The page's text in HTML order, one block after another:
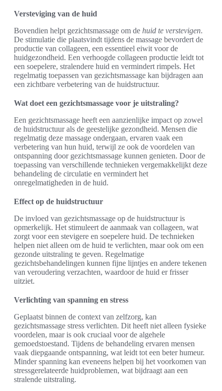
Versteviging van de huid
Bovendien helpt gezichtsmassage om de huid te verstevigen.
De stimulatie die plaatsvindt tijdens de massage bevordert de
productie van collageen, een essentieel eiwit voor de
huidgezondheid. Een verhoogde collageen productie leidt tot
een soepelere, stralendere huid en vermindert rimpels. Het
regelmatig toepassen van gezichtsmassage kan bijdragen aan
een zichtbare verbetering van de huidstructuur.
Wat doet een gezichtsmassage voor je uitstraling?
Een gezichtsmassage heeft een aanzienlijke impact op zowel
de huidstructuur als de geestelijke gezondheid. Mensen die
regelmatig deze massage ondergaan, ervaren vaak een
verbetering van hun huid, terwijl ze ook de voordelen van
ontspanning door gezichtsmassage kunnen genieten. Door de
toepassing van verschillende technieken vergemakkelijkt deze
behandeling de circulatie en vermindert het
onregelmatigheden in de huid.
Effect op de huidstructuur
De invloed van gezichtsmassage op de huidstructuur is
opmerkelijk. Het stimuleert de aanmaak van collageen, wat
zorgt voor een stevigere en soepelere huid. De technieken
helpen niet alleen om de huid te verlichten, maar ook om een
gezonde uitstraling te geven. Regelmatige
gezichtsbehandelingen kunnen fijne lijntjes en andere tekenen
van veroudering verzachten, waardoor de huid er frisser
uitziet.
Verlichting van spanning en stress
Geplaatst binnen de context van zelfzorg, kan
gezichtsmassage stress verlichten. Dit heeft niet alleen fysieke
voordelen, maar is ook cruciaal voor de algehele
gemoedstoestand. Tijdens de behandeling ervaren mensen
vaak diepgaande ontspanning, wat leidt tot een beter humeur.
Minder spanning kan eveneens helpen bij het voorkomen van
stressgerelateerde huidproblemen, wat bijdraagt aan een
stralende uitstraling.